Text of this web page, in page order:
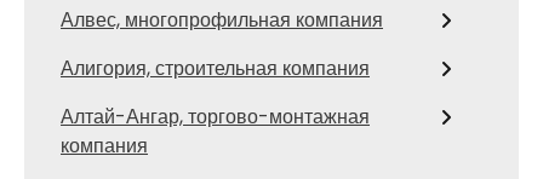
Алвес, многопрофильная компания
Алигория, строительная компания
Алтай-Ангар, торгово-монтажная
компания